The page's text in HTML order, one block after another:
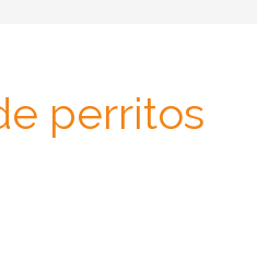
perritos